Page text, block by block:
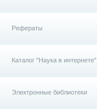
Рефераты
Каталог "Наука в интернете"
Электронные библиотеки